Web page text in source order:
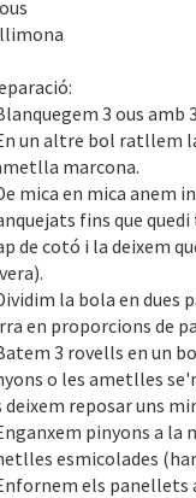
3 ous amb
un altre bol ratllem
marcona.
mica en mica anem
fins que
de cotó i la deixem
la bola en dues
en proporcions de
3 rovells en un
o les ametlles
deixem reposar uns
pinyons a
esmicolades
els panellets